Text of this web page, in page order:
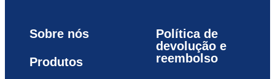
Sobre nós
Produtos
Política de
devolução e
reembolso